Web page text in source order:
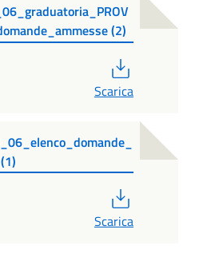
(2)
Scarica
Scarica